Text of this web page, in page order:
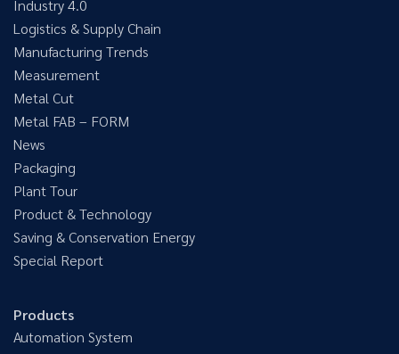
Industry 4.0
Logistics & Supply Chain
Manufacturing Trends
Measurement
Metal Cut
Metal FAB – FORM
News
Packaging
Plant Tour
Product & Technology
Saving & Conservation Energy
Special Report
Products
Automation System